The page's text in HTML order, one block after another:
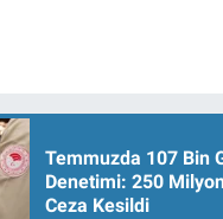
Temmuzda 107 Bin
Denetimi: 250
Ceza Kesildi